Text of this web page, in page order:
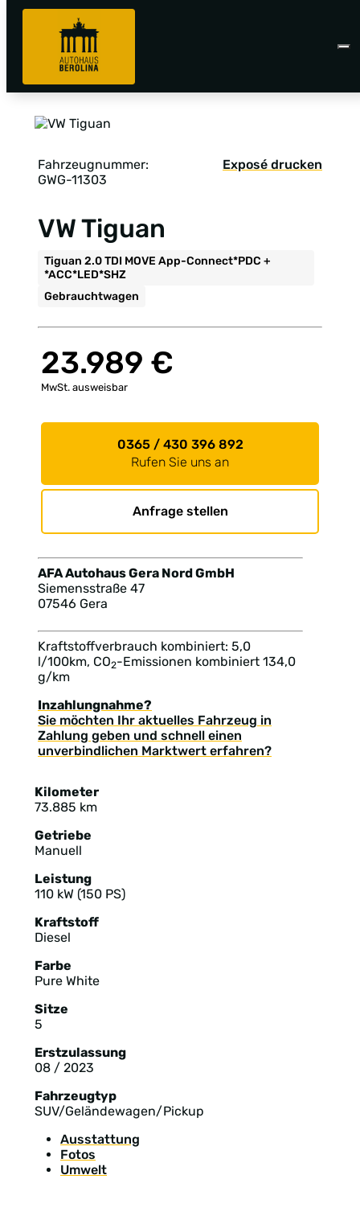
Fahrzeugnummer:
GWG-11303
Exposé drucken
VW Tiguan
Tiguan 2.0 TDI MOVE App-Connect*PDC +
*ACC*LED*SHZ
Gebrauchtwagen
23.989 €
MwSt. ausweisbar
0365 / 430 396 892
Rufen Sie uns an
Anfrage stellen
AFA Autohaus Gera Nord GmbH
Siemensstraße 47
07546 Gera
Kraftstoffverbrauch kombiniert: 5,0
l/100km, CO2-Emissionen kombiniert 134,0
g/km
Inzahlungnahme?
Sie möchten Ihr aktuelles Fahrzeug in
Zahlung geben und schnell einen
unverbindlichen Marktwert erfahren?
Kilometer
73.885 km
Getriebe
Manuell
Leistung
110 kW (150 PS)
Kraftstoff
Diesel
Farbe
Pure White
Sitze
5
Erstzulassung
08 / 2023
Fahrzeugtyp
SUV/Geländewagen/Pickup
Ausstattung
Fotos
Umwelt